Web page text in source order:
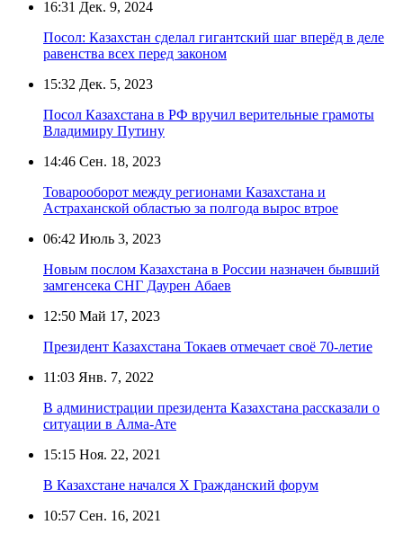
16:31 Дек. 9, 2024
Посол: Казахстан сделал гигантский шаг вперёд в деле
равенства всех перед законом
15:32 Дек. 5, 2023
Посол Казахстана в РФ вручил верительные грамоты
Владимиру Путину
14:46 Сен. 18, 2023
Товарооборот между регионами Казахстана и
Астраханской областью за полгода вырос втрое
06:42 Июль 3, 2023
Новым послом Казахстана в России назначен бывший
замгенсека СНГ Даурен Абаев
12:50 Май 17, 2023
Президент Казахстана Токаев отмечает своё 70-летие
11:03 Янв. 7, 2022
В администрации президента Казахстана рассказали о
ситуации в Алма-Ате
15:15 Ноя. 22, 2021
В Казахстане начался Х Гражданский форум
10:57 Сен. 16, 2021